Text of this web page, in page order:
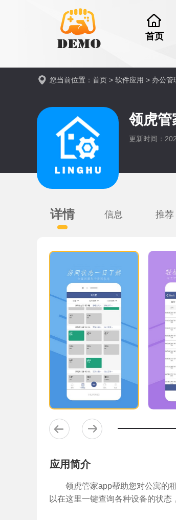
首页
您当前位置： 首页 > 软件应用 > 办公管
领虎管
更新时间：
详情 信息 推荐
应用简介
领虎管家app帮助您对公寓的
以在这里一键查询各种设备的状态